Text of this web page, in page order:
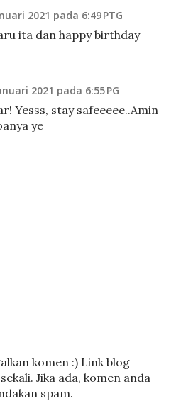
2021 pada 6:49 PTG
ita dan happy birthday
2021 pada 6:55 PG
Yesss, stay safeeeee..Amin
ye
komen :) Link blog
Jika ada, komen anda
spam.